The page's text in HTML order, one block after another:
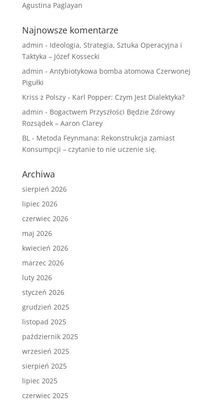
Agustina Paglayan
Najnowsze komentarze
admin - Ideologia, Strategia, Sztuka Operacyjna i
Taktyka – Józef Kossecki
admin - Antybiotykowa bomba atomowa Czerwonej
Pigułki
Kriss z Polszy- Karl Popper: Czym Jest Dialektyka?
admin - Bogactwem Przyszłości Będzie Zdrowy
Rozsądek – Aaron Clarey
BL- Metoda Feynmana: Rekonstrukcja zamiast
Konsumpcji – czytanie to nie uczenie się.
Archiwa
sierpień 2026
lipiec 2026
czerwiec 2026
maj 2026
kwiecień 2026
marzec 2026
luty 2026
styczeń 2026
grudzień 2025
listopad 2025
październik 2025
wrzesień 2025
sierpień 2025
lipiec 2025
czerwiec 2025